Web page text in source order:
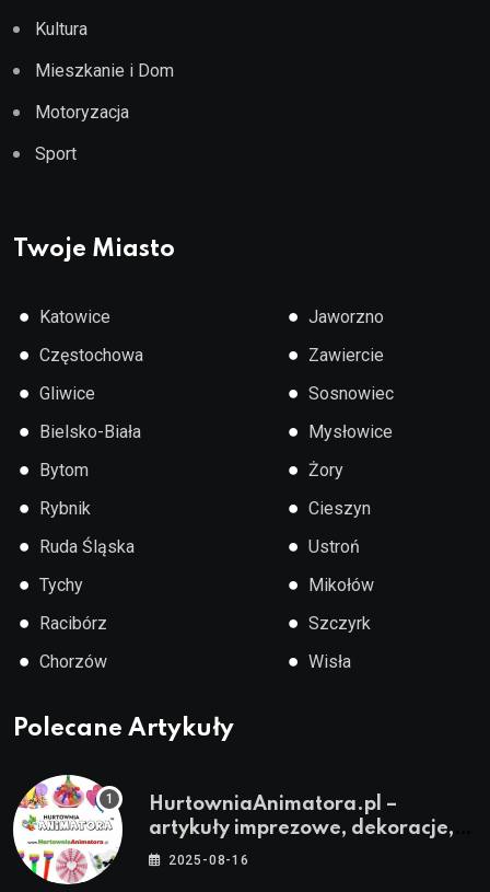
Kultura
Mieszkanie i Dom
Motoryzacja
Sport
Twoje Miasto
● Katowice
● Częstochowa
● Gliwice
● Bielsko-Biała
● Bytom
● Rybnik
● Ruda Śląska
● Tychy
● Racibórz
● Chorzów
● Jaworzno
● Zawiercie
● Sosnowiec
● Mysłowice
● Żory
● Cieszyn
● Ustroń
● Mikołów
● Szczyrk
● Wisła
Polecane Artykuły
HurtowniaAnimatora.pl –
artykuły imprezowe, dekoracje,
stroje i akcesoria dla animatorów
2025-08-16